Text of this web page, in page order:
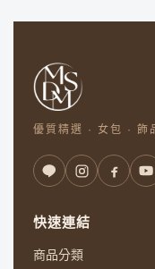
優質精選 · 女包 · 飾
快速連結
商品分類